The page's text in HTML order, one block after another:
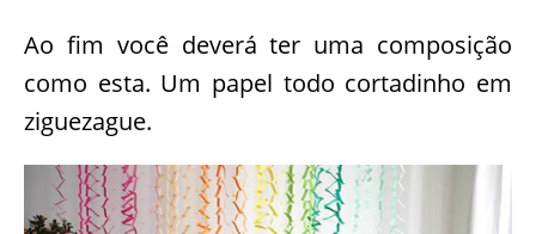
Ao fim você deverá ter uma composição
como esta. Um papel todo cortadinho em
ziguezague.